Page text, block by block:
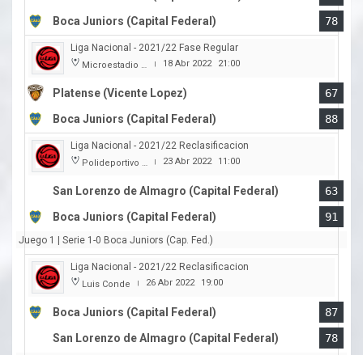
Boca Juniors (Capital Federal)
78
Liga Nacional - 2021/22 Fase Regular
Microestadio Ciudad de Vicente Lopez | 18 Abr 2022 21:00
Platense (Vicente Lopez)
67
Boca Juniors (Capital Federal)
88
Liga Nacional - 2021/22 Reclasificacion
Polideportivo Roberto Pando | 23 Abr 2022 11:00
San Lorenzo de Almagro (Capital Federal)
63
Boca Juniors (Capital Federal)
91
Juego 1 | Serie 1-0 Boca Juniors (Cap. Fed.)
Liga Nacional - 2021/22 Reclasificacion
Luis Conde | 26 Abr 2022 19:00
Boca Juniors (Capital Federal)
87
San Lorenzo de Almagro (Capital Federal)
78